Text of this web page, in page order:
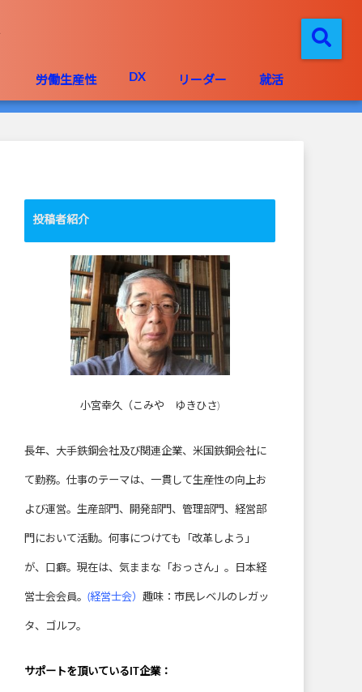
労働生産性 DX リーダー 就活
投稿者紹介
小宮幸久（こみや ゆきひさ)
長年、大手鉄鋼会社及び関連企業、米国鉄鋼会社に
て勤務。仕事のテーマは、一貫して生産性の向上お
よび運営。生産部門、開発部門、管理部門、経営部
門において活動。何事につけても「改革しよう」
が、口癖。現在は、気ままな「おっさん」。日本経
営士会会員。 (経営士会） 趣味：市民レベルのレガッ
タ、ゴルフ。
サポートを頂いている IT企業：